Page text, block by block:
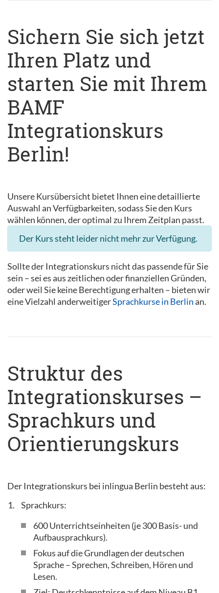
Sichern Sie sich jetzt
Ihren Platz und
starten Sie mit Ihrem
BAMF
Integrationskurs
Berlin!
Unsere Kursübersicht bietet Ihnen eine detaillierte
Auswahl an Verfügbarkeiten, sodass Sie den Kurs
wählen können, der optimal zu Ihrem Zeitplan passt.
Der Kurs steht leider nicht mehr zur Verfügung.
Sollte der Integrationskurs nicht das passende für Sie
sein – sei es aus zeitlichen oder finanziellen Gründen,
oder weil Sie keine Berechtigung erhalten – bieten wir
eine Vielzahl anderweitigerSprachkurse in Berlinan.
Struktur des
Integrationskurses –
Sprachkurs und
Orientierungskurs
Der Integrationskurs bei inlingua Berlin besteht aus:
Sprachkurs:
600 Unterrichtseinheiten (je 300 Basis- und
Aufbausprachkurs).
Fokus auf die Grundlagen der deutschen
Sprache – Sprechen, Schreiben, Hören und
Lesen.